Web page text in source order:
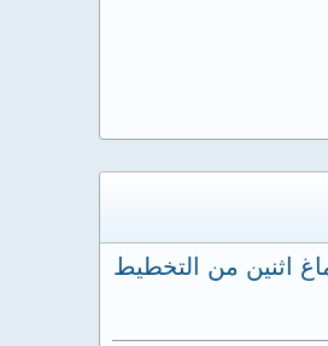
الفحوصات والخزعه ورنين و٤ مرات تخطيط للدماغ اثنين من التخطيط